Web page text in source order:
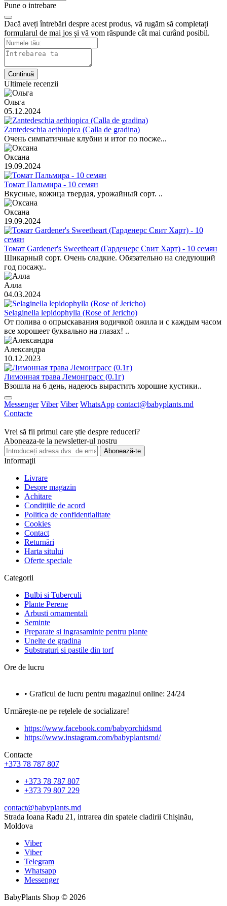
Pune o intrebare
Dacă aveți întrebări despre acest produs, vă rugăm să completați
formularul de mai jos și vă vom răspunde cât mai curând posibil.
Continuă
Ultimele recenzii
Ольга
05.12.2024
Zantedeschia aethiopica (Calla de gradina)
Очень симпатичные клубни и итог по посже...
Оксана
19.09.2024
Томат Пальмира - 10 семян
Вкусные, кожица твердая, урожайный сорт. ..
Оксана
19.09.2024
Томат Gardener's Sweetheart (Гарденерс Свит Харт) - 10 семян
Шикарный сорт. Очень сладкие. Обязательно на следующий
год посажу..
Алла
04.03.2024
Selaginella lepidophylla (Rose of Jericho)
От полива о опрыскавания водичкой ожила и с каждым часом
все хорошеет буквально на глазах! ..
Александра
10.12.2023
Лимонная трава Лемонграсс (0.1г)
Взошла на 6 день, надеюсь вырастить хорошие кустики..
Messenger Viber Viber WhatsApp contact@babyplants.md
Contacte
Vrei să fii primul care știe despre reduceri?
Aboneaza-te la newsletter-ul nostru
Abonează-te
Informaţii
Livrare
Despre magazin
Achitare
Condițiile de acord
Politica de confidențialitate
Cookies
Contact
Returnări
Harta sitului
Oferte speciale
Categorii
Bulbi si Tuberculi
Plante Perene
Arbusti ornamentali
Seminte
Preparate si ingrasaminte pentru plante
Unelte de gradina
Substraturi si pastile din torf
Ore de lucru
• Graficul de lucru pentru magazinul online: 24/24
Urmărește-ne pe rețelele de socializare!
https://www.facebook.com/babyorchidsmd
https://www.instagram.com/babyplantsmd/
Contacte
+373 78 787 807
+373 78 787 807
+373 79 807 229
contact@babyplants.md
Strada Ioana Radu 21, intrarea din spatele cladirii Chișinău,
Moldova
Viber
Viber
Telegram
Whatsapp
Messenger
BabyPlants Shop © 2026